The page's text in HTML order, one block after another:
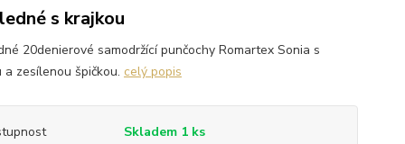
s krajkou
20denierové samodržící punčochy Romartex Sonia s
a zesílenou špičkou. celý popis
Skladem 1 ks